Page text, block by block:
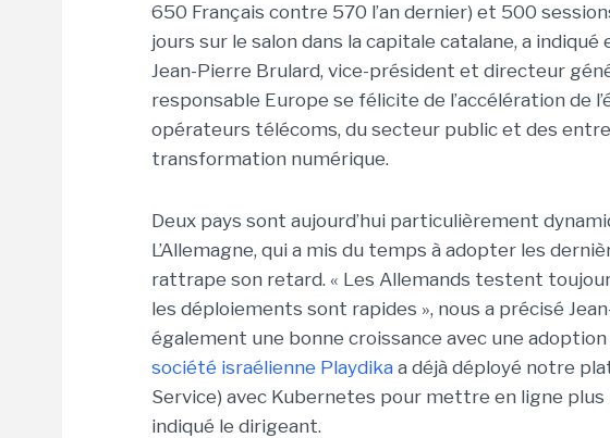
650 Français contre 570 l’an dernier) et 500
jours sur le salon dans la capitale catalane, a
Jean-Pierre Brulard, vice-président et directeur
responsable Europe se félicite de l’accélération de
opérateurs télécoms, du secteur public et des
transformation numérique.
Deux pays sont aujourd’hui particulièrement
L’Allemagne, qui a mis du temps à adopter les
rattrape son retard. « Les Allemands testent
les déploiements sont rapides », nous a précisé
également une bonne croissance avec une
société israélienne Playdika a déjà déployé notre
Service) avec Kubernetes pour mettre en ligne plus
indiqué le dirigeant.